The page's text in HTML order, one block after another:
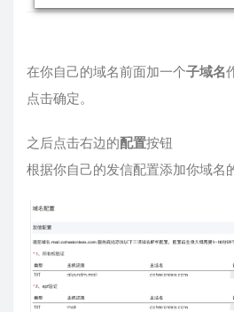
在你自己的域名前面加一个子域名
点击确定。
之后点击右边的配置按钮
根据你自己的发信配置添加你域名